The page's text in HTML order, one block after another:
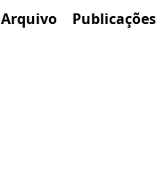
Arquivo
Publicações